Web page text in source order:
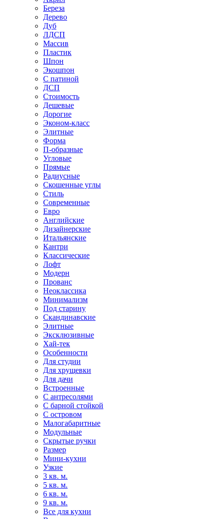
Береза
Дерево
Дуб
ЛДСП
Массив
Пластик
Шпон
Экошпон
С патиной
ДСП
Стоимость
Дешевые
Дорогие
Эконом-класс
Элитные
Форма
П-образные
Угловые
Прямые
Радиусные
Скошенные углы
Стиль
Современные
Евро
Английские
Дизайнерские
Итальянские
Кантри
Классические
Лофт
Модерн
Прованс
Неоклассика
Минимализм
Под старину
Скандинавские
Элитные
Эксклюзивные
Хай-тек
Особенности
Для студии
Для хрущевки
Для дачи
Встроенные
С антресолями
С барной стойкой
С островом
Малогабаритные
Модульные
Скрытые ручки
Размер
Мини-кухни
Узкие
3 кв. м.
5 кв. м.
6 кв. м.
9 кв. м.
Все для кухни